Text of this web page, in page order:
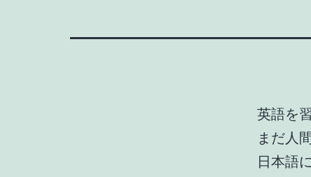
英語を
まだ人
日本語